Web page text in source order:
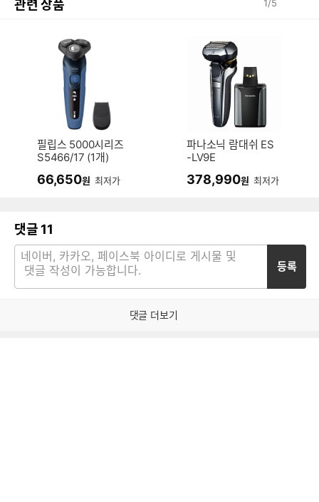
관련 상품 1/5
필립스 5000시리즈
S5466/17 (1개)
66,650원 최저가
파나소닉 람대쉬 ES
-LV9E
378,990원 최저가
댓글 11
등록
댓글 더보기